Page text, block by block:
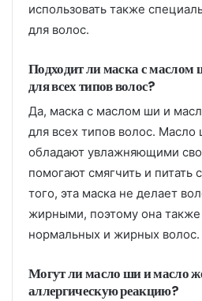
использовать также
для волос.
Подходит ли маска с
для всех типов волос?
Да, маска с маслом ши и
для всех типов волос.
обладают увлажняющими
помогают смягчить и питать
того, эта маска не делает
жирными, поэтому она также
нормальных и жирных волос.
Могут ли масло ши и масло
аллергическую реакцию?